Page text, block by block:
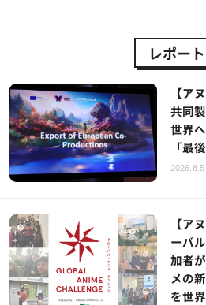
レポート
【ア
共同
世界
「最
【ア
ーバ
加者
メの
を世